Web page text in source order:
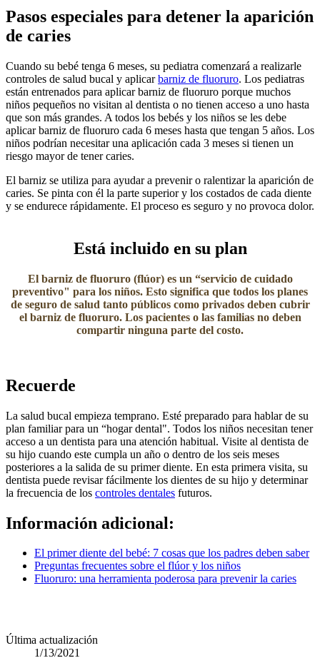
Pasos especiales para detener la aparición
de caries
Cuando su bebé tenga 6 meses, su pediatra comenzará a realizarle
controles de salud bucal y aplicarbarniz de fluoruro. Los pediatras
están entrenados para aplicar barniz de fluoruro porque muchos
niños pequeños no visitan al dentista o no tienen acceso a uno hasta
que son más grandes. A todos los bebés y los niños se les debe
aplicar barniz de fluoruro cada 6 meses hasta que tengan 5 años. Los
niños podrían necesitar una aplicación cada 3 meses si tienen un
riesgo mayor de tener caries.
El barniz se utiliza para ayudar a prevenir o ralentizar la aparición de
caries. Se pinta con él la parte superior y los costados de cada diente
y se endurece rápidamente. El proceso es seguro y no provoca dolor.
Está incluido en su plan
El barniz de fluoruro (flúor) es un “servicio de cuidado
preventivo" para los niños. Esto significa que todos los planes
de seguro de salud tanto públicos como privados deben cubrir
el barniz de fluoruro. Los pacientes o las familias no deben
compartir ninguna parte del costo.​
Recuerde
La salud bucal empieza temprano. Esté preparado para hablar de su
plan familiar para un “hogar dental". Todos los niños necesitan tener
acceso a un dentista para una atención habitual. Visite al dentista de
su hijo cuando este cumpla un año o dentro de los seis meses
posteriores a la salida de su primer diente. En esta primera visita, su
dentista puede revisar fácilmente los dientes de su hijo y determinar
la frecuencia de los controles dentales futuros.
Información adicional:​
El primer diente del bebé: 7 cosas que los padres deben saber
Preguntas frecuentes sobre el flúor y los niños
Fluoruro: una herramienta poderosa para prevenir la caries
Última actualización
1/13/2021